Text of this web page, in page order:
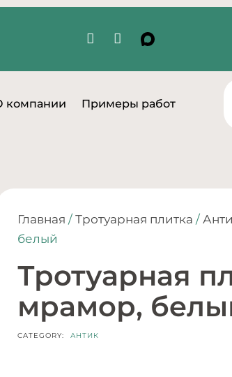
компании Примеры работ
Главная / Тротуарная плитка /
белый
Тротуарная
мрамор,
CATEGORY: АНТИК